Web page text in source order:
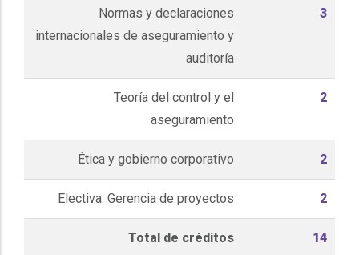
Normas y declaraciones
internacionales de aseguramiento y
auditoría
3
Teoría del control y el
aseguramiento
2
Ética y gobierno corporativo 2
Electiva: Gerencia de proyectos 2
Total de créditos 14